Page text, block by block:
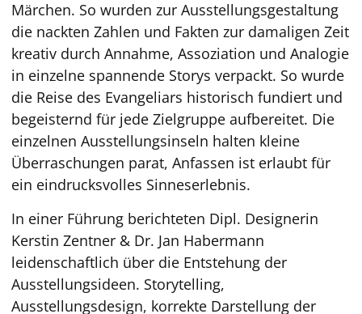
Märchen. So wurden zur Ausstellungsgestaltung
die nackten Zahlen und Fakten zur damaligen Zeit
kreativ durch Annahme, Assoziation und Analogie
in einzelne spannende Storys verpackt. So wurde
die Reise des Evangeliars historisch fundiert und
begeisternd für jede Zielgruppe aufbereitet. Die
einzelnen Ausstellungsinseln halten kleine
Überraschungen parat, Anfassen ist erlaubt für
ein eindrucksvolles Sinneserlebnis.
In einer Führung berichteten Dipl. Designerin
Kerstin Zentner & Dr. Jan Habermann
leidenschaftlich über die Entstehung der
Ausstellungsideen. Storytelling,
Ausstellungsdesign, korrekte Darstellung der